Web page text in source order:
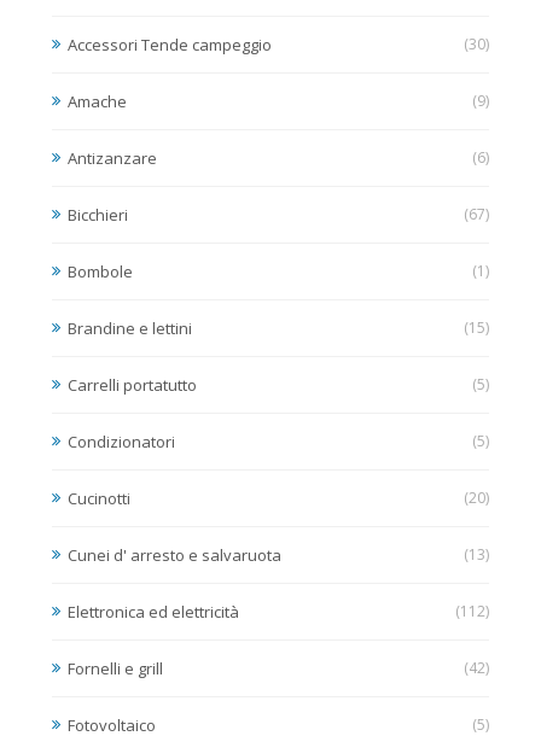
Accessori Tende campeggio (30)
Amache (9)
Antizanzare (6)
Bicchieri (67)
Bombole (1)
Brandine e lettini (15)
Carrelli portatutto (5)
Condizionatori (5)
Cucinotti (20)
Cunei d' arresto e salvaruota (13)
Elettronica ed elettricità (112)
Fornelli e grill (42)
Fotovoltaico (5)